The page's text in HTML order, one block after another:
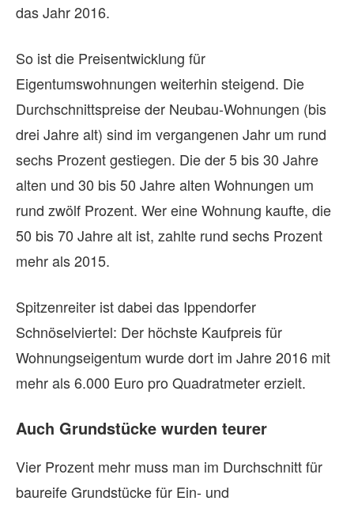
das Jahr 2016.
So ist die Preisentwicklung für
Eigentumswohnungen weiterhin steigend. Die
Durchschnittspreise der Neubau-Wohnungen (bis
drei Jahre alt) sind im vergangenen Jahr um rund
sechs Prozent gestiegen. Die der 5 bis 30 Jahre
alten und 30 bis 50 Jahre alten Wohnungen um
rund zwölf Prozent. Wer eine Wohnung kaufte, die
50 bis 70 Jahre alt ist, zahlte rund sechs Prozent
mehr als 2015.
Spitzenreiter ist dabei das Ippendorfer
Schnöselviertel: Der höchste Kaufpreis für
Wohnungseigentum wurde dort im Jahre 2016 mit
mehr als 6.000 Euro pro Quadratmeter erzielt.
Auch Grundstücke wurden teurer
Vier Prozent mehr muss man im Durchschnitt für
baureife Grundstücke für Ein- und